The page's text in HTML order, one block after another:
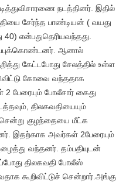
நடத்தினர். இதில்
சேர்ந்த பாண்டியன் ( வயது
என்பதுதெரியவந்தது.
ஆனால்
கேட்டபோது சேலத்தில் உள்ள
கோவை வந்ததாக
பேரையும் போலீசார் கைது
திலகவதியையும்
குழந்தையை மீட்க
இதற்காக அவர்கள் 2பேரையும்
வந்தனர். தம்பதியுடன்
திலகவதி போலீஸ்
கூறிவிட்டுச் சென்றார்.அங்கு